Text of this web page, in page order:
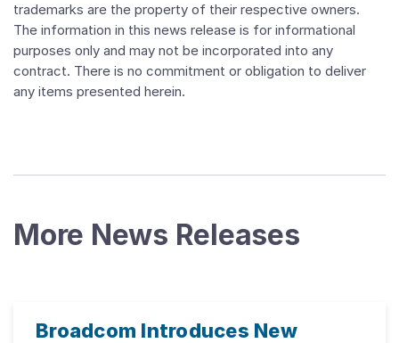
trademarks are the property of their respective owners.
The information in this news release is for informational
purposes only and may not be incorporated into any
contract. There is no commitment or obligation to deliver
any items presented herein.
More News Releases
Broadcom Introduces New